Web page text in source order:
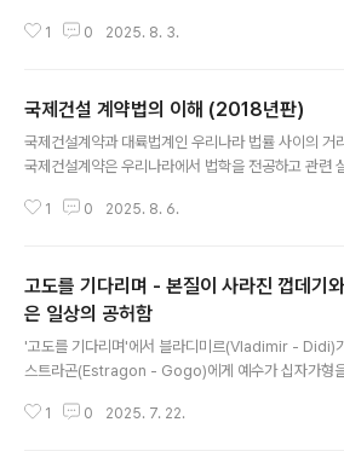
중년도 아닌 내가 당선 시인들의 작품을 평가하는 것이
에서 '사력', '이별 요리', 그리고 조금 아쉽지만 '예의' 정
가 그나마 괜찮았다. 다른 작품들에게 아쉬웠던 점들
제를 파악하기 힘들 정도의 비유와 맥락없는 비약이 많
하는 바를 배경지식이나 인터뷰 없이 온전히 이해하고
1 0 2025. 8. 3.
국제건설 계약법의 이해 (2018년판)
국제건설계약과 대륙법계인 우리나라 법률 사이의 거
국제건설계약은 우리나라에서 법학을 전공하고 관련
면이 있다. 이런 이야기로 시작하는 이유는 우리나라의
ommon Law)인 영미법에서 주도적으로 발전시켜
때문이다. 대륙법계와 영미법계가 다르다고 해도 법이
기서 거기지 얼마나 차이가 있길래 그런 말을 하냐고
할 수도 있겠지만, 그에 대해서 나름 이유를 설명하자면
음과 같다. 법에 대해서는 전혀 알지 못하는 상태에서
과에 입학을 하면, 교수님들께서 강의시간에 종종 매사
1 0 2025. 8. 6.
고도를 기다리며 - 본질이 사라진 껍데기와 같
은 일상의 공허함
'고도를 기다리며'에서 블라디미르(Vladimir - Didi)
스트라곤(Estragon - Gogo)에게 예수가 십자가형
명만 구원을 받은 이야기에 관하여 언급한 부분에서 얼
1 0 2025. 7. 22.